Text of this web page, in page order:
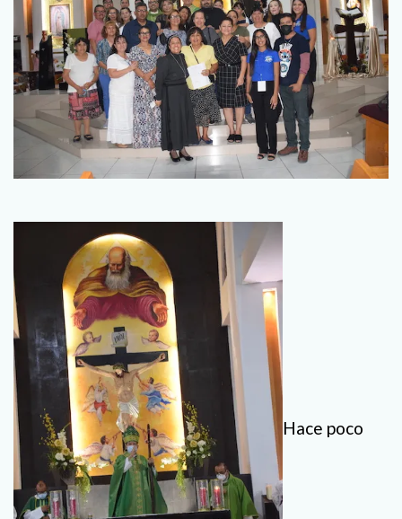
Hace poco